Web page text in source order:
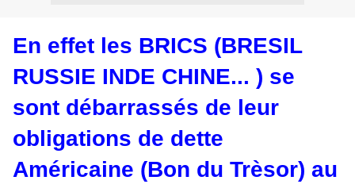
En effet les BRICS (BRESIL
RUSSIE INDE CHINE... ) se
sont débarrassés de leur
obligations de dette
Américaine (Bon du Trèsor) au